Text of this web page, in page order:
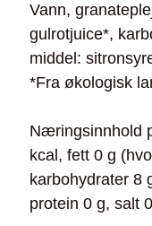
Vann,
gulrotjuice*,
middel:
*Fra økologisk
Næringsinnhold
kcal, fett 0 g
karbohydrater 8
protein 0 g, salt